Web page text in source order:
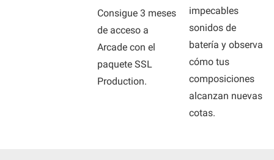
Consigue 3 meses
de acceso a
Arcade con el
paquete SSL
Production.
impecables
sonidos de
batería y observa
cómo tus
composiciones
alcanzan nuevas
cotas.